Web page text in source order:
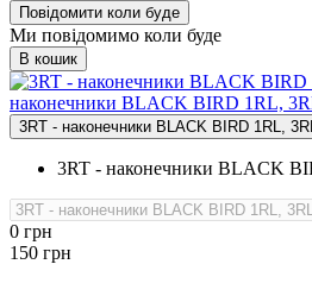
Повідомити коли буде
Ми повідомимо коли буде
В кошик
наконечники BLACK BIRD 1RL,
3RT - наконечники BLACK BIRD 1RL,
3RT - наконечники BLACK
0 грн
150 грн